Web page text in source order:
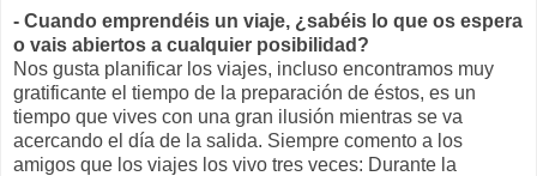
- Cuando emprendéis un viaje, ¿sabéis lo que os espera
o vais abiertos a cualquier posibilidad?
Nos gusta planificar los viajes, incluso encontramos muy
gratificante el tiempo de la preparación de éstos, es un
tiempo que vives con una gran ilusión mientras se va
acercando el día de la salida. Siempre comento a los
amigos que los viajes los vivo tres veces: Durante la